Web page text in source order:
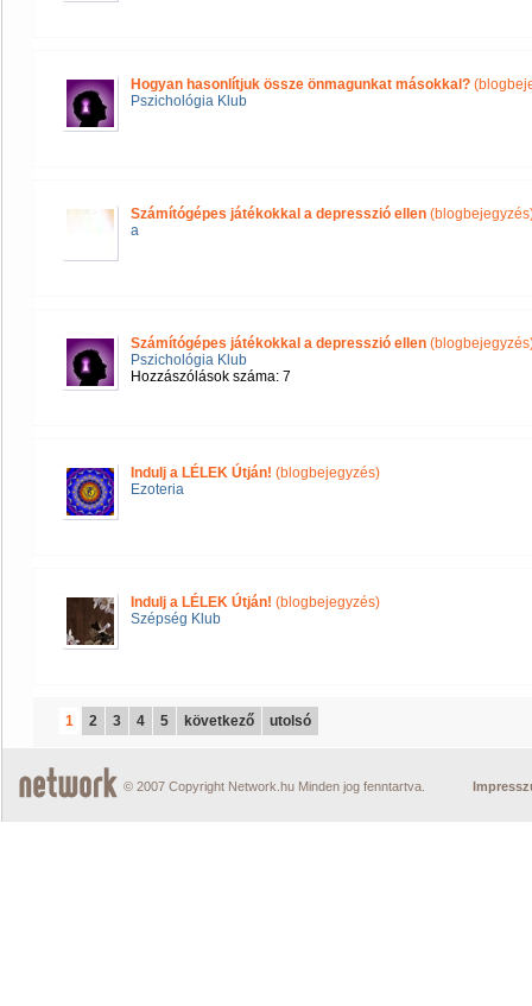
Hogyan hasonlítjuk össze önmagunkat másokkal?
Pszichológia Klub
Számítógépes játékokkal a depresszió ellen
a
Számítógépes játékokkal a depresszió ellen
Pszichológia Klub
Hozzászólások száma: 7
Indulj a LÉLEK Útján! (blogbejegyzés)
Ezoteria
Indulj a LÉLEK Útján! (blogbejegyzés)
Szépség Klub
1 2 3 4 5 következő utolsó
© 2007 Copyright Network.hu Minden jog fenntartva.